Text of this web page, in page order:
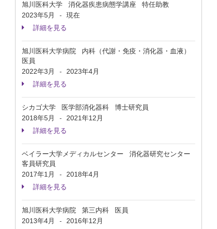
旭川医科大学 消化器疾患病態学講座 特任助教
2023年5月
-
現在
詳細を見る
旭川医科大学病院 内科（代謝・免疫・消化器・血液）
医員
2022年3月
-
2023年4月
詳細を見る
シカゴ大学 医学部消化器科 博士研究員
2018年5月
-
2021年12月
詳細を見る
ベイラー大学メディカルセンター 消化器研究センター
客員研究員
2017年1月
-
2018年4月
詳細を見る
旭川医科大学病院 第三内科 医員
2013年4月
-
2016年12月